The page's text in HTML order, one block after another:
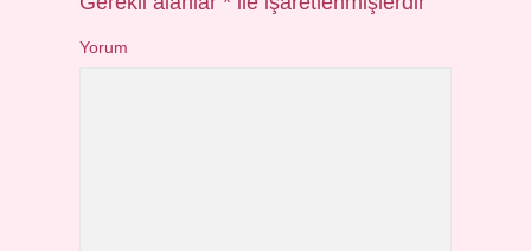
Yorum